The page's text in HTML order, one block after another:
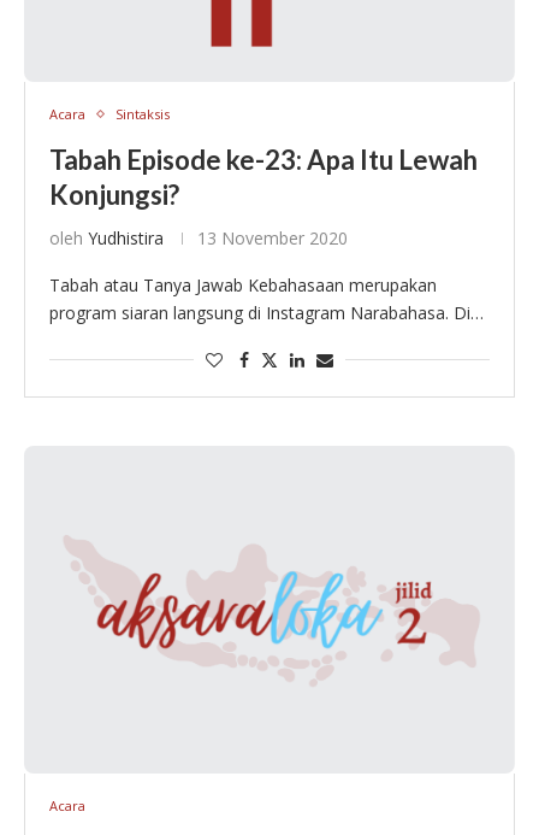
Acara Sintaksis
Tabah Episode ke-23: Apa Itu Lewah
Konjungsi?
oleh Yudhistira 13 November 2020
Tabah atau Tanya Jawab Kebahasaan merupakan
program siaran langsung di Instagram Narabahasa. Di
pertanyaan seputar kebahasaan yang sudah diajukan
oleh Kerabat Nara. Selain itu, jika …
Acara